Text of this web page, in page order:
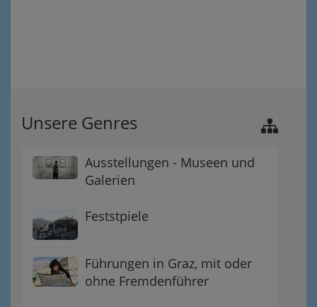
Unsere Genres
Ausstellungen - Museen und
Galerien
Feststpiele
Führungen in Graz, mit oder
ohne Fremdenführer